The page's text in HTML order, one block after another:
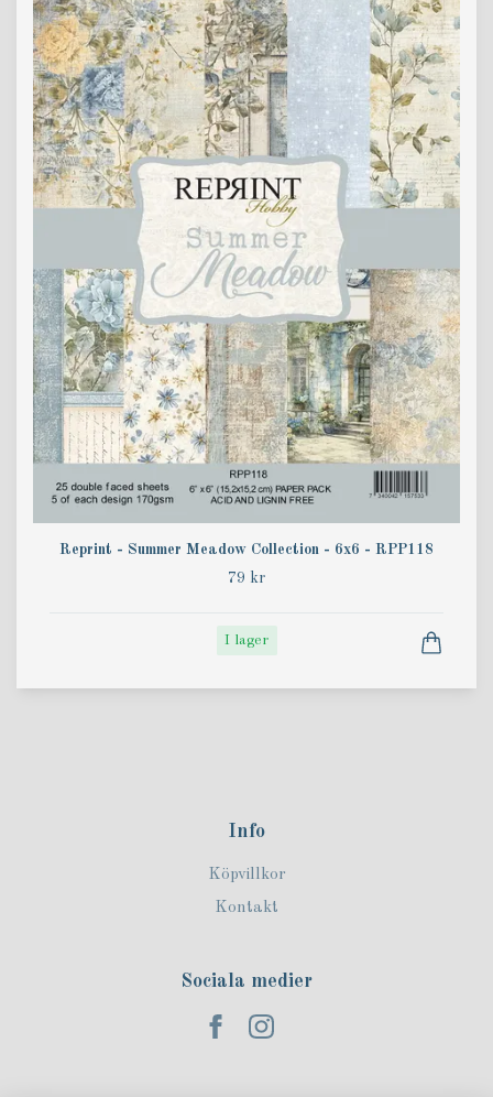
Reprint - Summer Meadow Collection - 6x6 - RPP118
79 kr
I lager
Info
Köpvillkor
Kontakt
Sociala medier